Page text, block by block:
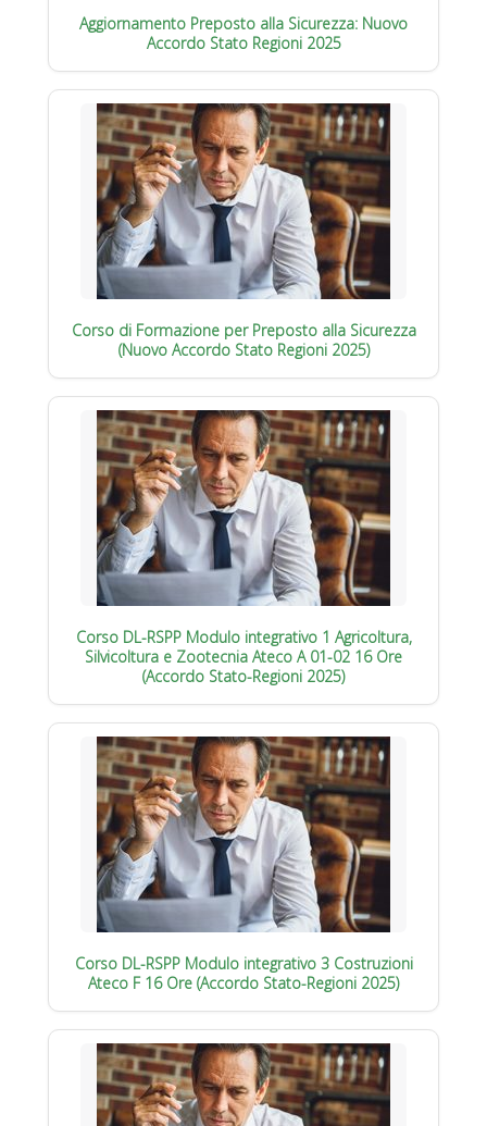
Aggiornamento Preposto alla Sicurezza: Nuovo
Accordo Stato Regioni 2025
Corso di Formazione per Preposto alla Sicurezza
(Nuovo Accordo Stato Regioni 2025)
Corso DL-RSPP Modulo integrativo 1 Agricoltura,
Silvicoltura e Zootecnia Ateco A 01-02 16 Ore
(Accordo Stato-Regioni 2025)
Corso DL-RSPP Modulo integrativo 3 Costruzioni
Ateco F 16 Ore (Accordo Stato-Regioni 2025)